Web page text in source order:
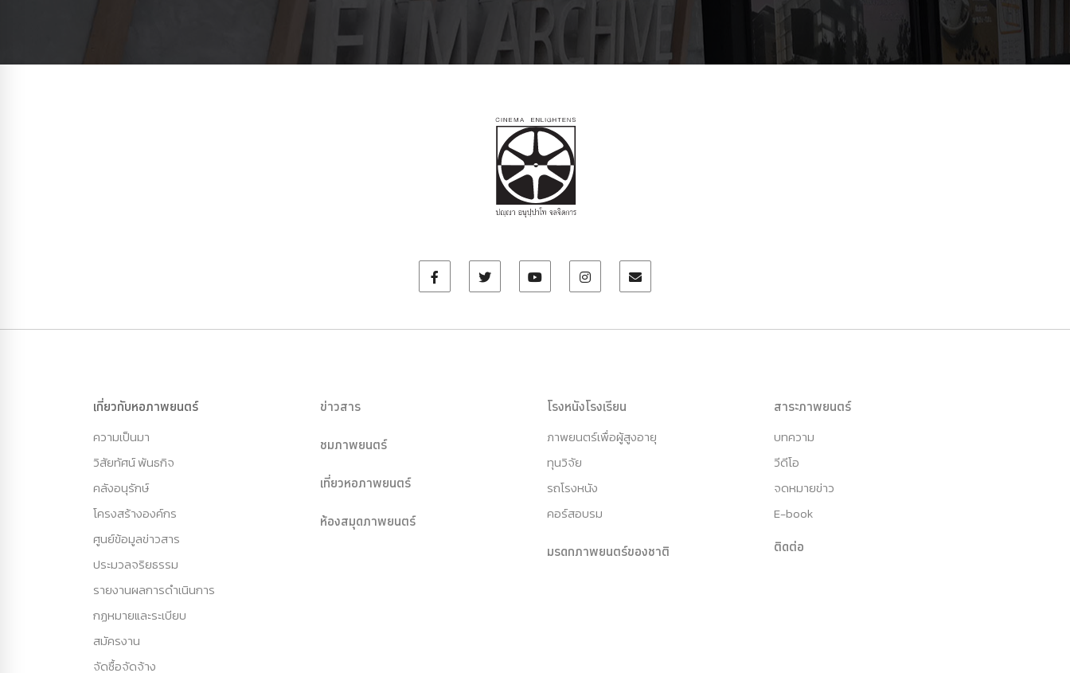
เกี่ยวกับหอภาพยนตร์
ความเป็นมา
วิสัยทัศน์ พันธกิจ
คลังอนุรักษ์
โครงสร้างองค์กร
ศูนย์ข้อมูลข่าวสาร
ประมวลจริยธรรม
รายงานผลการดำเนินการ
กฏหมายและระเบียบ
สมัครงาน
จัดซื้อจัดจ้าง
ข่าวสาร
ชมภาพยนตร์
เที่ยวหอภาพยนตร์
ห้องสมุดภาพยนตร์
โรงหนังโรงเรียน
ภาพยนตร์เพื่อผู้สูงอายุ
ทุนวิจัย
รถโรงหนัง
คอร์สอบรม
มรดกภาพยนตร์ของชาติ
สาระภาพยนตร์
บทความ
วีดีโอ
จดหมายข่าว
E-book
ติดต่อ